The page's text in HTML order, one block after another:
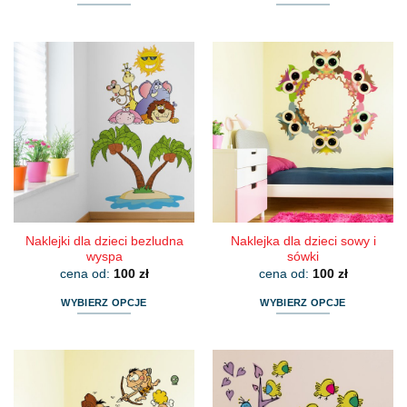
wiele
wariantów.
Opcje
można
wybrać
stronie
produktu
ma
wiele
wariantów.
Opcje
można
wybrać
na
stronie
produktu
Naklejki dla dzieci bezludna
wyspa
cena od: 100 zł
WYBIERZ OPCJE
wiele
wariantów.
Naklejka dla dzieci sowy i
sówki
cena od: 100 zł
WYBIERZ OPCJE
wiele
wariantów.